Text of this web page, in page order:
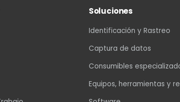
Soluciones
Identificación y Rastreo
Captura de datos
Consumibles
Equipos, herramientas y